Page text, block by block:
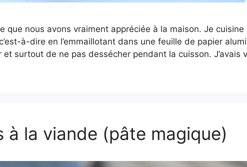
que nous avons vraiment appréciée à la maison. Je cuisine
à-dire en l’emmaillotant dans une feuille de papier
surtout de ne pas dessécher pendant la cuisson. J’avais
à la viande (pâte magique)